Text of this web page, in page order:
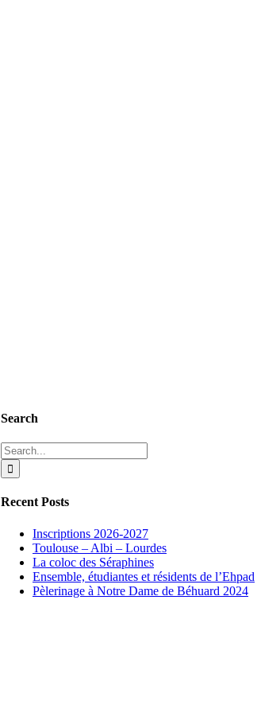
Search
Search
for:
Recent Posts
Inscriptions 2026-2027
Toulouse – Albi – Lourdes
La coloc des Séraphines
Ensemble, étudiantes et résidents de l’Ehpad
Pèlerinage à Notre Dame de Béhuard 2024